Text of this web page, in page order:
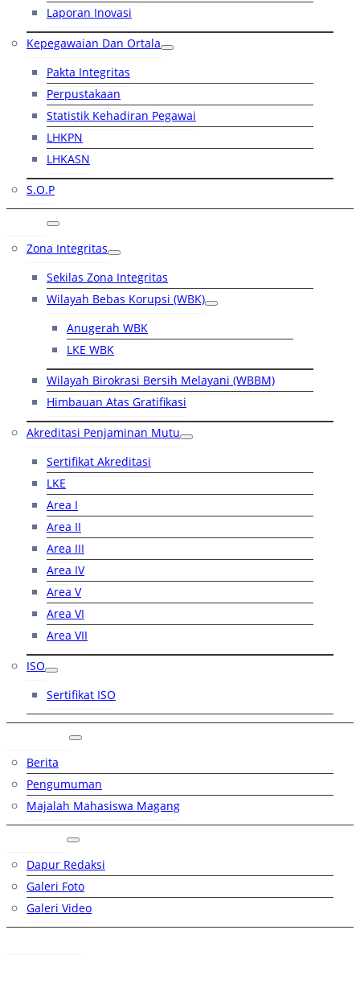
Laporan Inovasi
Kepegawaian Dan Ortala
Pakta Integritas
Perpustakaan
Statistik Kehadiran Pegawai
LHKPN
LHKASN
S.O.P
Zona Integritas
Sekilas Zona Integritas
Wilayah Bebas Korupsi (WBK)
Anugerah WBK
LKE WBK
Wilayah Birokrasi Bersih Melayani (WBBM)
Himbauan Atas Gratifikasi
Akreditasi Penjaminan Mutu
Sertifikat Akreditasi
LKE
Area I
Area II
Area III
Area IV
Area V
Area VI
Area VII
ISO
Sertifikat ISO
Berita
Pengumuman
Majalah Mahasiswa Magang
Dapur Redaksi
Galeri Foto
Galeri Video